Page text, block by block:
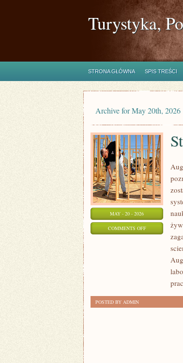
Turystyka,
STRONA GŁÓWNA SPIS TREŚCI
Archive for May 20th, 2026
MAY - 20 - 2026
COMMENTS OFFON
INNOWATORZY
POSTED BY ADMIN